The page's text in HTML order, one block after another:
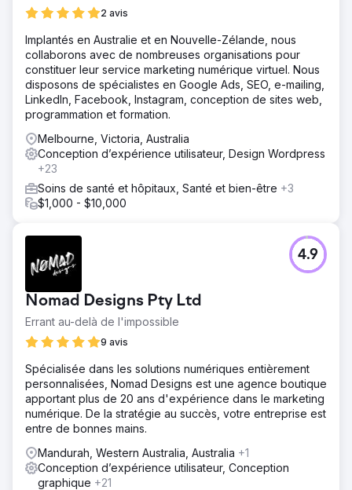
2 avis
Implantés en Australie et en Nouvelle-Zélande, nous
collaborons avec de nombreuses organisations pour
constituer leur service marketing numérique virtuel. Nous
disposons de spécialistes en Google Ads, SEO, e-mailing,
LinkedIn, Facebook, Instagram, conception de sites web,
programmation et formation.
Melbourne, Victoria, Australia
Conception d’expérience utilisateur, Design Wordpress
+23
Soins de santé et hôpitaux, Santé et bien-être +3
$1,000 - $10,000
Nomad Designs Pty Ltd
Errant au-delà de l'impossible
9 avis
4.9
Spécialisée dans les solutions numériques entièrement
personnalisées, Nomad Designs est une agence boutique
apportant plus de 20 ans d'expérience dans le marketing
numérique. De la stratégie au succès, votre entreprise est
entre de bonnes mains.
Mandurah, Western Australia, Australia +1
Conception d’expérience utilisateur, Conception
graphique +21